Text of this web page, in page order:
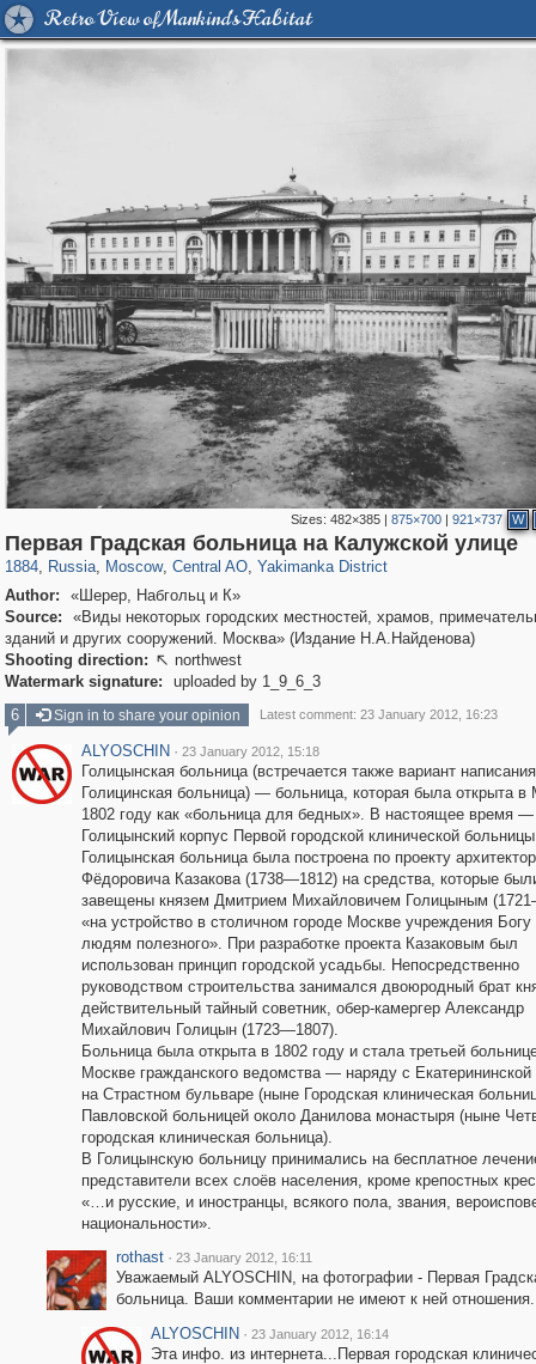
Retro View of Mankind's Habitat
Sizes:482×385 |875×700 |921×737 W
Первая Градская больница на Калужской улице
1884, Russia
1,407,351 29,248
, Moscow
319,882 8,286
, Central AO
160,021 5,916
, Yakimanka District
13,378 458
Author:
«Шерер, Набгольц и К»
Source:
«Виды некоторых городских местностей, храмов,
зданий и других сооружений. Москва» (Издание Н.А.Найденова)
Shooting direction:  northwest
Watermark signature:
uploaded by 1_9_6_3
6
Sign in to share your opinion Latest comment: 23 January 2012, 16:23
ALYOSCHIN · 23 January 2012, 15:18
Голицынская больница (встречается также вариант написания
Голицинская больница) — больница, которая была открыта в
1802 году как «больница для бедных». В настоящее время —
Голицынский корпус Первой городской клинической
Голицынская больница была построена по проекту
Фёдоровича Казакова (1738—1812) на средства, которые
завещены князем Дмитрием Михайловичем Голицыным
«на устройство в столичном городе Москве учреждения Богу
людям полезного». При разработке проекта Казаковым был
использован принцип городской усадьбы. Непосредственно
руководством строительства занимался двоюродный брат
действительный тайный советник, обер-камергер Александр
Михайлович Голицын (1723—1807).
Больница была открыта в 1802 году и стала третьей
Москве гражданского ведомства — наряду с Екатерининской
на Страстном бульваре (ныне Городская клиническая
Павловской больницей около Данилова монастыря (ныне
городская клиническая больница).
В Голицынскую больницу принимались на бесплатное
представители всех слоёв населения, кроме крепостных
«…и русские, и иностранцы, всякого пола, звания,
национальности».
rothast · 23 January 2012, 16:11
Уважаемый ALYOSCHIN, на фотографии - Первая
больница. Ваши комментарии не имеют к ней отношения.
ALYOSCHIN · 23 January 2012, 16:14
Эта инфо. из интернета...Первая городская